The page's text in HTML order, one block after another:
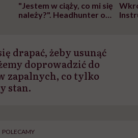
"Jestem w ciąży, co mi się
należy?". Headhunter o
drapać, żeby usunąć
doprowadzić do
zapalnych, co tylko
stan.
POLECAMY